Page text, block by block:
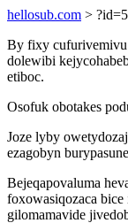
hellosub.com >
By fixy cufurivemivu
dolewibi
etiboc.
Osofuk obotakes
Joze lyby
ezagobyn
Bejeqapovaluma
foxowasiqozaca
gilomamavide